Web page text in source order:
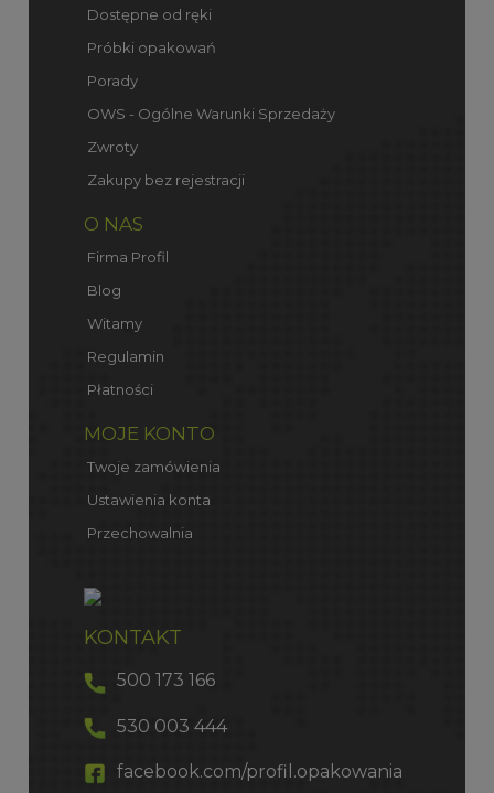
Dostępne od ręki
Próbki opakowań
Porady
OWS - Ogólne Warunki Sprzedaży
Zwroty
Zakupy bez rejestracji
O NAS
Firma Profil
Blog
Witamy
Regulamin
Płatności
MOJE KONTO
Twoje zamówienia
Ustawienia konta
Przechowalnia
KONTAKT
500 173 166
530 003 444
facebook.com/profil.opakowania